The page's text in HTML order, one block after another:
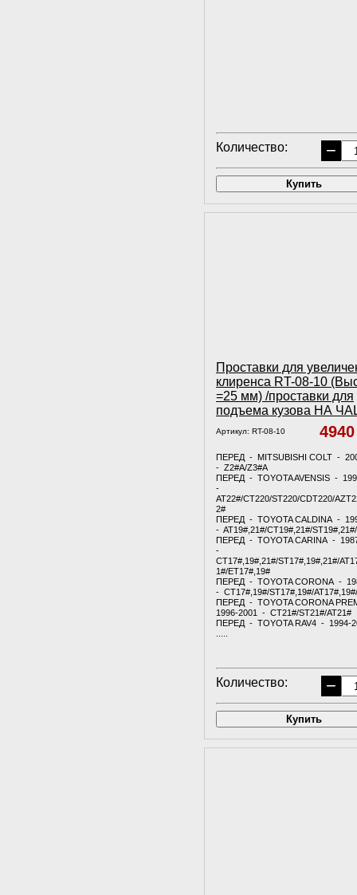
Количество: −
Купить
Проставки для
клиренса RT-08-10
=25 мм) /проставки для
подъема кузова НА
Артикул: RT-08-10
ПЕРЕД - MITSUBISHI COLT -
- Z2#A/Z3#A
ПЕРЕД - TOYOTA AVENSIS -
-
AT22#/CT220/ST220/CDT220/
2#
ПЕРЕД - TOYOTA CALDINA -
- AT19#,21#/CT19#,21#/
ПЕРЕД - TOYOTA CARINA -
-
CT17#,19#,21#/ST17#,19#,21#/
1#/ET17#,19#
ПЕРЕД - TOYOTA CORONA -
- CT17#,19#/ST17#,19#/
ПЕРЕД - TOYOTA CORONA
1996-2001 - CT21#/ST21#/AT21#
ПЕРЕД - TOYOTA RAV4 - 1994-
Количество: −
Купить